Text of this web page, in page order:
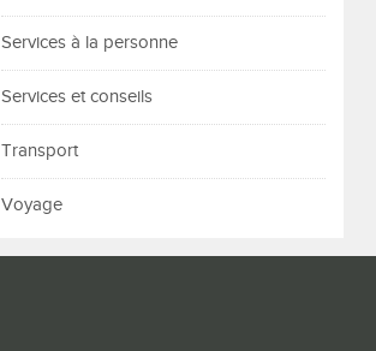
Services à la personne
Services et conseils
Transport
Voyage